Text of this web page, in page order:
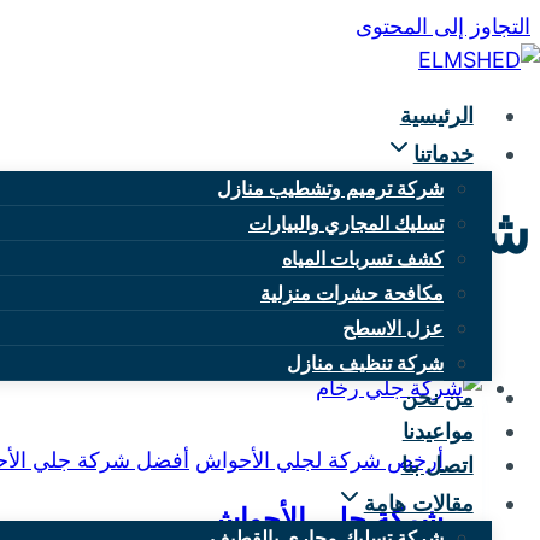
التجاوز إلى المحتوى
الرئيسية
خدماتنا
شركة ترميم وتشطيب منازل
تسليك المجاري والبيارات
كشف تسربات المياه
مكافحة حشرات منزلية
عزل الاسطح
شركة تنظيف منازل
من نحن
مواعيدنا
اتصل بنا
مقالات هامة
شركة جلي الأحواش
أرخص شركة لجلي الأحواش أفضل شركة جلي
شركة جلي الأحواش